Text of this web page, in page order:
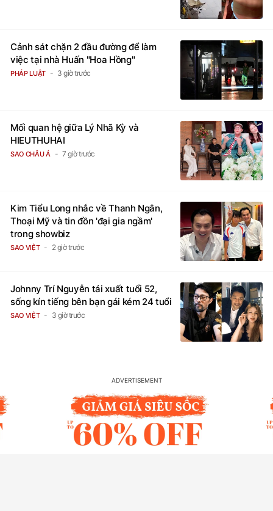
Cảnh sát chặn 2 đầu đường để làm
việc tại nhà Huấn "Hoa Hồng"
PHÁP LUẬT 3 giờ trước
Mối quan hệ giữa Lý Nhã Kỳ và
HIEUTHUHAI
SAO CHÂU Á 7 giờ trước
Kim Tiểu Long nhắc về Thanh Ngân,
Thoại Mỹ và tin đồn 'đại gia ngầm'
trong showbiz
SAO VIỆT 2 giờ trước
Johnny Trí Nguyễn tái xuất tuổi 52,
sống kín tiếng bên bạn gái kém 24 tuổi
SAO VIỆT 3 giờ trước